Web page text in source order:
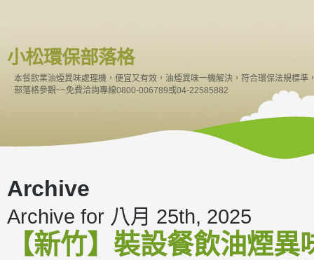
小松環保部落格
本餐飲業油煙異味處理機，便宜又有效，油煙異味一機解決，符合環保法規標
部落格參觀~~免費洽詢專線0800-006789或04-22585882
Archive
Archive for 八月 25th, 2025
【新竹】裝設餐飲油煙